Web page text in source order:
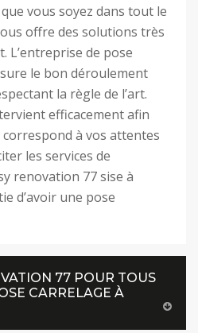
vous soyez dans tout le
offre des solutions très
L’entreprise de pose
le bon déroulement
la règle de l’art.
efficacement afin
à vos attentes
les services de
renovation 77 sise à
d’avoir une pose
77 POUR TOUS
CARRELAGE À